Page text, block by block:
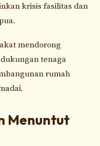
krisis fasilitas dan
mendorong
tenaga
rumah
Menuntut